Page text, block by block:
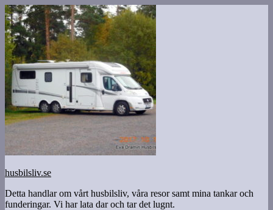
Hoppa
till
innehåll
husbilsliv.se
Detta handlar om vårt husbilsliv, våra resor samt mina tankar och
funderingar. Vi har lata dar och tar det lugnt.